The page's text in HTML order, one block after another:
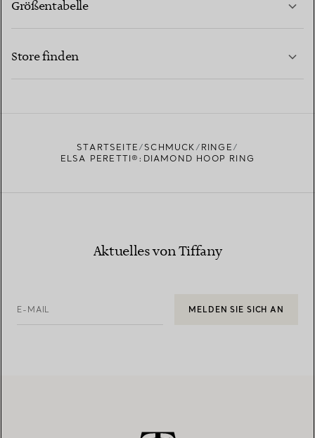
Größentabelle
Store finden
STARTSEITE SCHMUCK
RINGE
ELSA PERETTI®:DIAMOND HOOP RING
Aktuelles von Tiffany
E-MAIL MELDEN SIE SICH AN